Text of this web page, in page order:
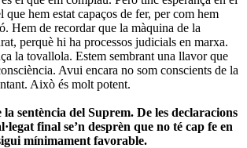
hem estat capaços de fer, per com hem
Hem de recordar que la màquina de la
perquè hi ha processos judicials en marxa.
la tovallola. Estem sembrant una llavor que
Avui encara no som conscients de la
Això és molt potent.
la sentència del Suprem. De les declaracions
final se’n desprèn que no té cap fe en
mínimament favorable.